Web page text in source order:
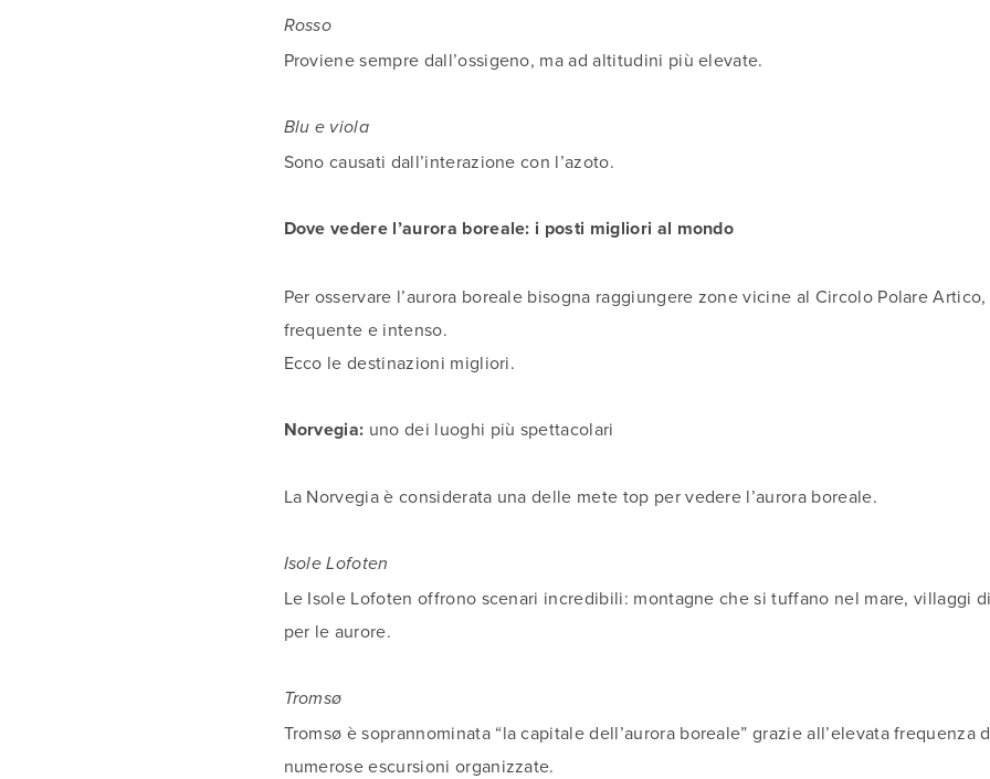
Rosso
Proviene sempre dall’ossigeno, ma ad altitudini più elevate.
Blu e viola
Sono causati dall’interazione con l’azoto.
Dove vedere l’aurora boreale: i posti migliori al mondo
Per osservare l’aurora boreale bisogna raggiungere zone vicine al Circolo Polare
frequente e intenso.
Ecco le destinazioni migliori.
Norvegia: uno dei luoghi più spettacolari
La Norvegia è considerata una delle mete top per vedere l’aurora boreale.
Isole Lofoten
Le Isole Lofoten offrono scenari incredibili: montagne che si tuffano nel mare, villaggi
per le aurore.
Tromsø
Tromsø è soprannominata “la capitale dell’aurora boreale” grazie all’elevata frequenza
numerose escursioni organizzate.